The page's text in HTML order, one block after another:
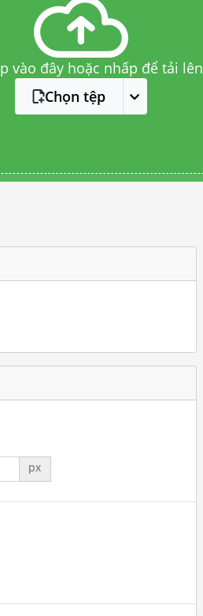
vào đây hoặc nhấp để tải lên
Chọn tệp
px